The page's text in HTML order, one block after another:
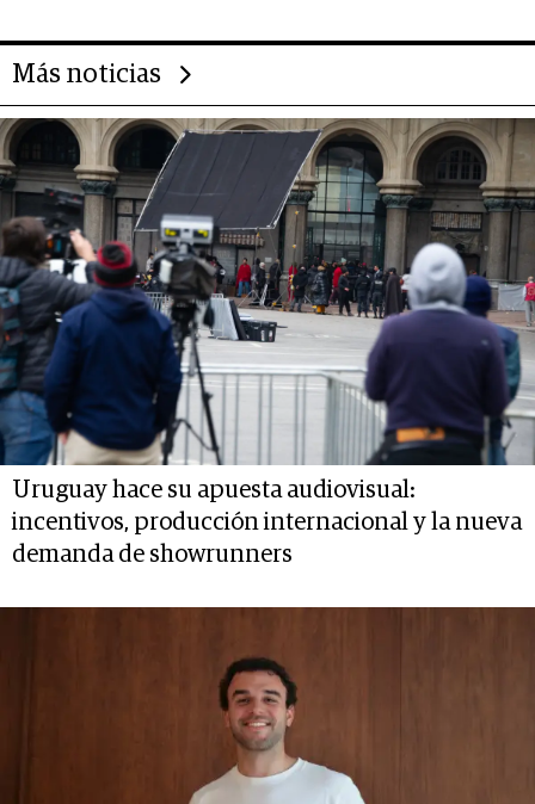
Más noticias
Uruguay hace su apuesta audiovisual:
incentivos, producción internacional y la nueva
demanda de showrunners